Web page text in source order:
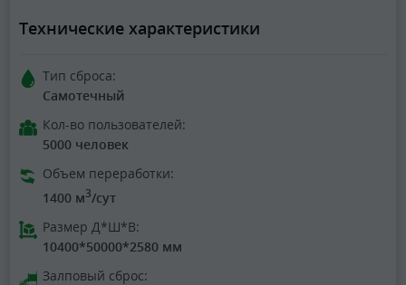
Технические характеристики
Тип сброса:
Самотечный
Кол-во пользователей:
5000 человек
Объем переработки:
1400 м3/сут
Размер Д*Ш*В:
10400*50000*2580 мм
Залповый сброс: